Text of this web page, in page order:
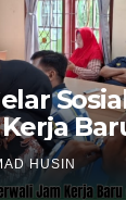
2026
HUSIN